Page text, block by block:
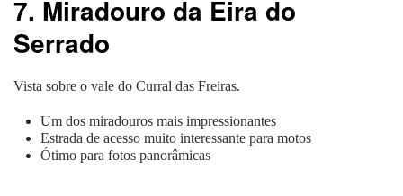
7. Miradouro da Eira do
Serrado
Vista sobre o vale do Curral das Freiras.
Um dos miradouros mais impressionantes
Estrada de acesso muito interessante para motos
Ótimo para fotos panorâmicas